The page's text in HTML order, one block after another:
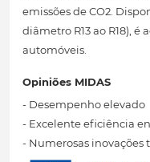
emissões de CO2.
diâmetro R13 ao R18),
automóveis.
Opiniões MIDAS
- Desempenho elevado
- Excelente eficiência
- Numerosas inovações